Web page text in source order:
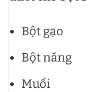
Bột gạo
Bột năng
Muối